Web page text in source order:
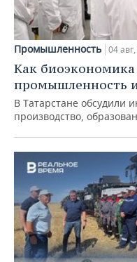
Промышленность 04
Как
промышленность
В Татарстане обсудили
производство,